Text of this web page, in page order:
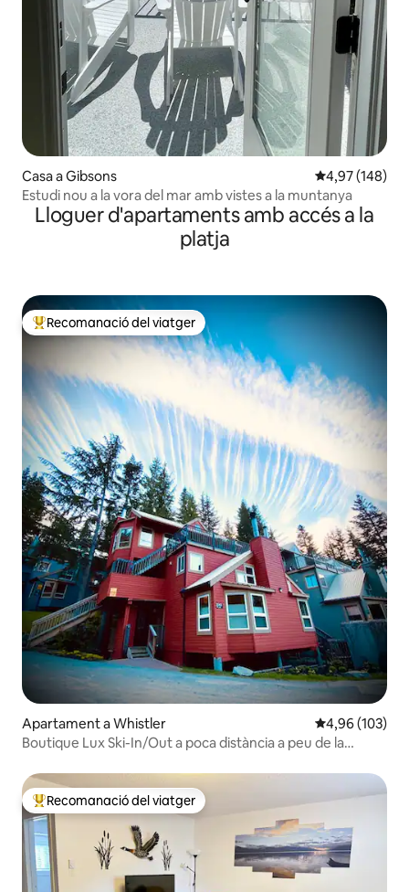
Casa a Gibsons 4,97 de
4,97 (148)
Estudi nou a la vora del mar amb vistes a la muntanya
Lloguer d'apartaments amb accés a la
platja
Principals recomanacions dels viatgers
Recomanació del viatger
Apartament a Whistler 4,96 de
4,96 (103)
Boutique Lux Ski-In/Out a poca distància a peu de la
Principals recomanacions dels viatgers
Recomanació del viatger